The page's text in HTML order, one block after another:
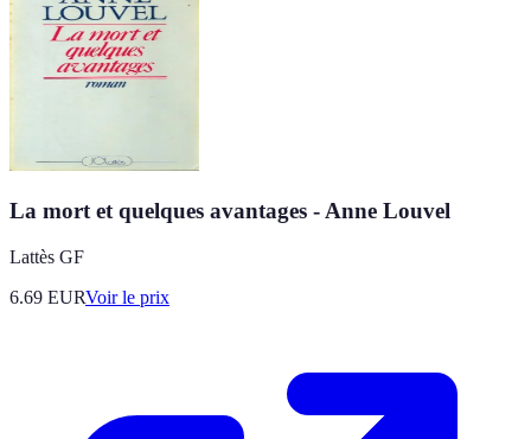
La mort et quelques avantages - Anne Louvel
Lattès GF
6.69 EURVoir le prix